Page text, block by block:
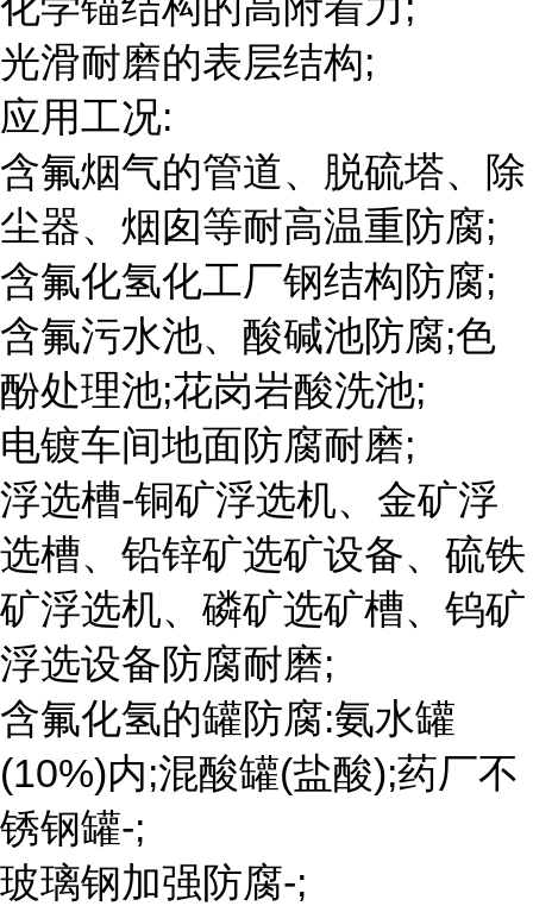
光滑耐磨的表层结构;
应用工况:
含氟烟气的管道、脱硫塔、除
尘器、烟囱等耐高温重防腐;
含氟化氢化工厂钢结构防腐;
含氟污水池、酸碱池防腐;色
酚处理池;花岗岩酸洗池;
电镀车间地面防腐耐磨;
浮选槽-铜矿浮选机、金矿浮
选槽、铅锌矿选矿设备、硫铁
矿浮选机、磷矿选矿槽、钨矿
浮选设备防腐耐磨;
含氟化氢的罐防腐:氨水罐
(10%)内;混酸罐(盐酸);药厂不
锈钢罐-;
玻璃钢加强防腐-;